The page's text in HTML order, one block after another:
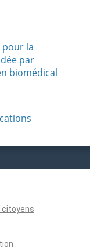
pour la
par
biomédical
citoyens